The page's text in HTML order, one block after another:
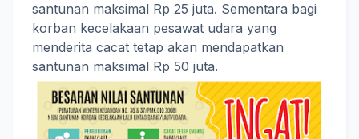
santunan maksimal Rp 25 juta. Sementara bagi
korban kecelakaan pesawat udara yang
menderita cacat tetap akan mendapatkan
santunan maksimal Rp 50 juta.